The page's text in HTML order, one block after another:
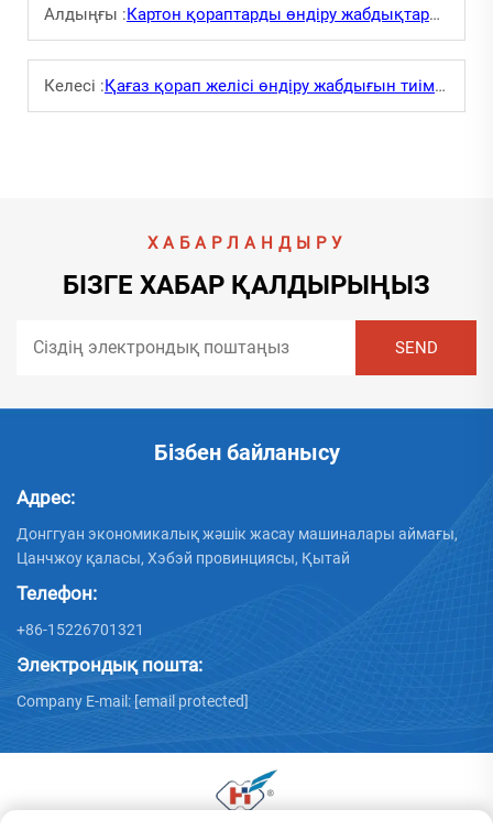
Алдыңғы :Картон қораптарды өндіру жабдықтарымен өнімділікті қалай арттыруға болады?
Келесі :Қағаз қорап желісі өндіру жабдығын тиімді түрде қалай ұстау керек?
ХАБАРЛАНДЫРУ
БІЗГЕ ХАБАР ҚАЛДЫРЫҢЫЗ
Бізбен байланысу
Адрес:
Донггуан экономикалық жәшік жасау машиналары аймағы,
Цанчжоу қаласы, Хэбэй провинциясы, Қытай
Телефон:
+86-15226701321
Электрондық пошта:
Company E-mail: [email protected]